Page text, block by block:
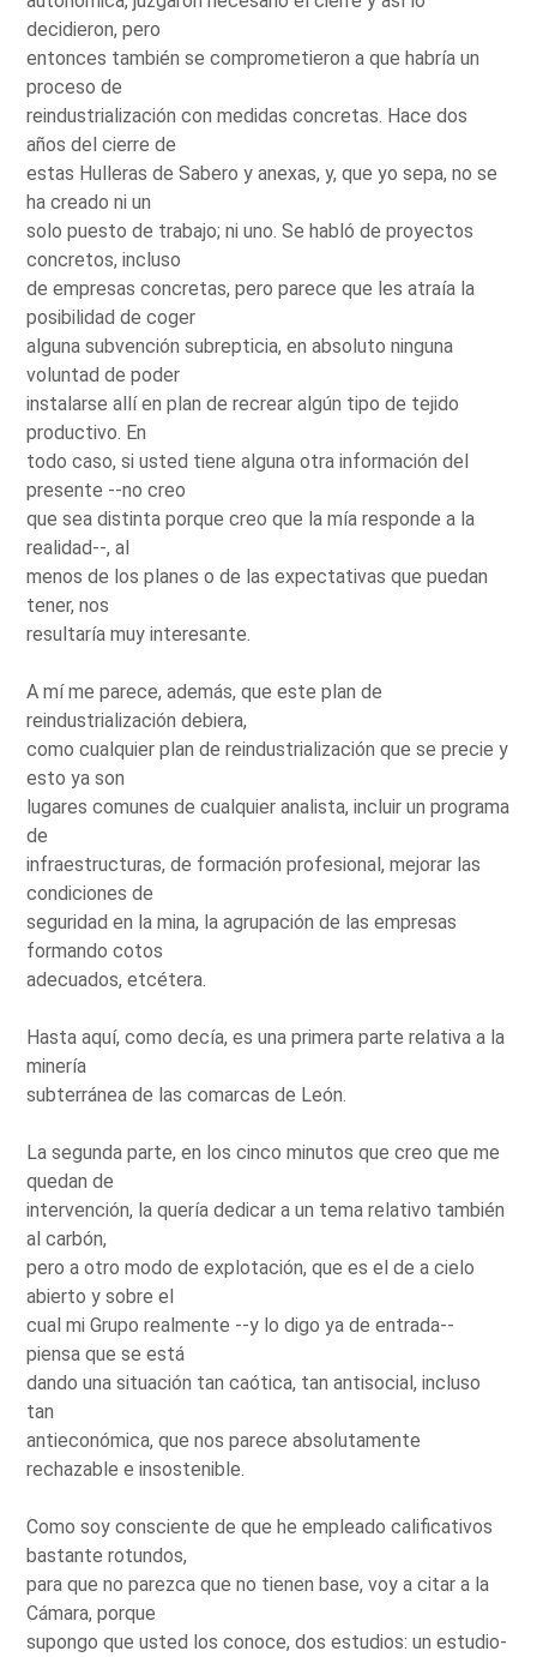
decidieron, pero
entonces también se comprometieron a que habría un
proceso de
reindustrialización con medidas concretas. Hace dos
años del cierre de
estas Hulleras de Sabero y anexas, y, que yo sepa, no se
ha creado ni un
solo puesto de trabajo; ni uno. Se habló de proyectos
concretos, incluso
de empresas concretas, pero parece que les atraía la
posibilidad de coger
alguna subvención subrepticia, en absoluto ninguna
voluntad de poder
instalarse allí en plan de recrear algún tipo de tejido
productivo. En
todo caso, si usted tiene alguna otra información del
presente --no creo
que sea distinta porque creo que la mía responde a la
realidad--, al
menos de los planes o de las expectativas que puedan
tener, nos
resultaría muy interesante.
A mí me parece, además, que este plan de
reindustrialización debiera,
como cualquier plan de reindustrialización que se precie y
esto ya son
lugares comunes de cualquier analista, incluir un programa
de
infraestructuras, de formación profesional, mejorar las
condiciones de
seguridad en la mina, la agrupación de las empresas
formando cotos
adecuados, etcétera.
Hasta aquí, como decía, es una primera parte relativa a la
minería
subterránea de las comarcas de León.
La segunda parte, en los cinco minutos que creo que me
quedan de
intervención, la quería dedicar a un tema relativo también
al carbón,
pero a otro modo de explotación, que es el de a cielo
abierto y sobre el
cual mi Grupo realmente --y lo digo ya de entrada--
piensa que se está
dando una situación tan caótica, tan antisocial, incluso
tan
antieconómica, que nos parece absolutamente
rechazable e insostenible.
Como soy consciente de que he empleado calificativos
bastante rotundos,
para que no parezca que no tienen base, voy a citar a la
Cámara, porque
supongo que usted los conoce, dos estudios: un estudio-